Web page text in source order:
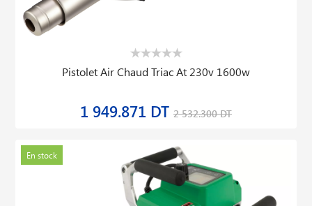
Pistolet Air Chaud Triac At 230v 1600w
1 949.871 DT 2 532.300 DT
En stock